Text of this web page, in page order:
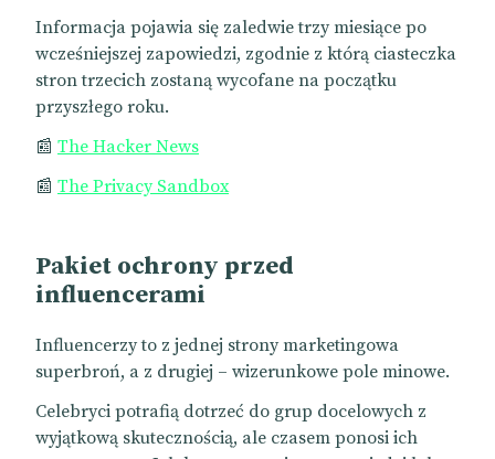
Informacja pojawia się zaledwie trzy miesiące po
wcześniejszej zapowiedzi, zgodnie z którą ciasteczka
stron trzecich zostaną wycofane na początku
przyszłego roku.
📰 The Hacker News
📰 The Privacy Sandbox
Pakiet ochrony przed
influencerami
Influencerzy to z jednej strony marketingowa
superbroń, a z drugiej – wizerunkowe pole minowe.
Celebryci potrafią dotrzeć do grup docelowych z
wyjątkową skutecznością, ale czasem ponosi ich